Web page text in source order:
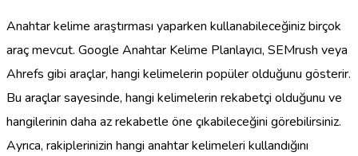
Anahtar kelime araştırması yaparken kullanabileceğiniz birçok
araç mevcut. Google Anahtar Kelime Planlayıcı, SEMrush veya
Ahrefs gibi araçlar, hangi kelimelerin popüler olduğunu gösterir.
Bu araçlar sayesinde, hangi kelimelerin rekabetçi olduğunu ve
hangilerinin daha az rekabetle öne çıkabileceğini görebilirsiniz.
Ayrıca, rakiplerinizin hangi anahtar kelimeleri kullandığını